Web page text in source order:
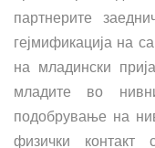
партнерите
гејмификација на
на младински
младите во
подобрување на
физички контакт